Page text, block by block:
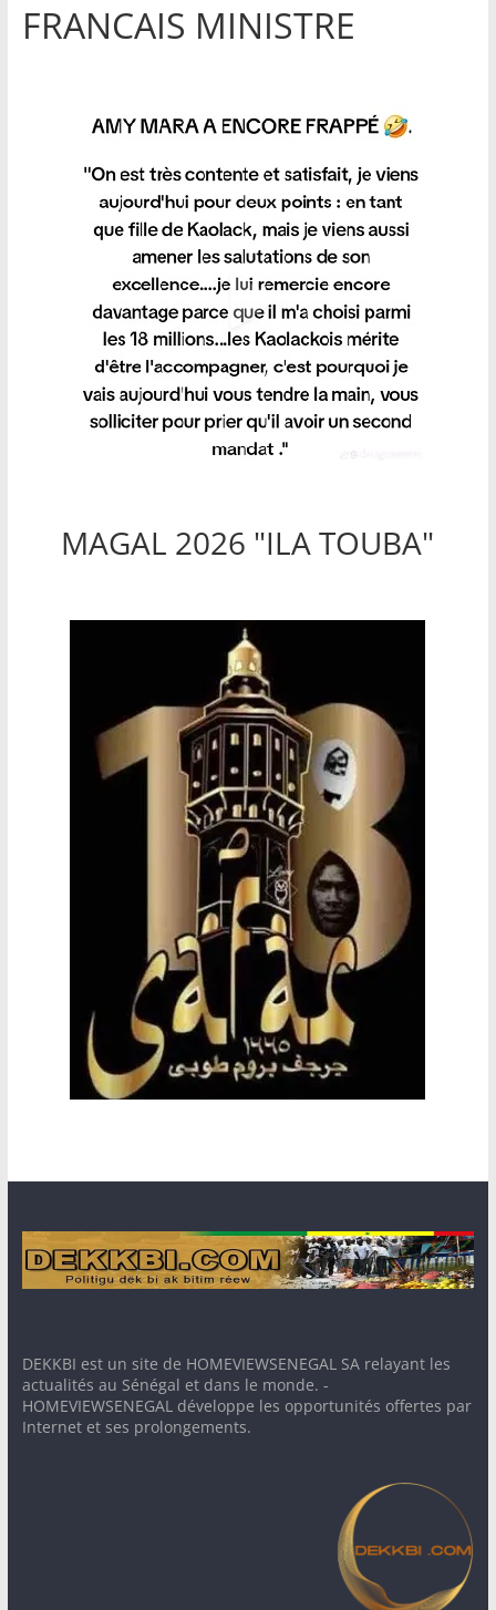
FRANCAIS MINISTRE
MAGAL 2026 "ILA TOUBA"
DEKKBI est un site de HOMEVIEWSENEGAL SA relayant les
actualités au Sénégal et dans le monde. -
HOMEVIEWSENEGAL développe les opportunités offertes par
Internet et ses prolongements.